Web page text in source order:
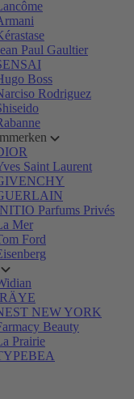
Paul Gaultier
Boss
Rodriguez
Saint Laurent
Parfums Privés
Mer
Ford
NEW YORK
Beauty
Prairie